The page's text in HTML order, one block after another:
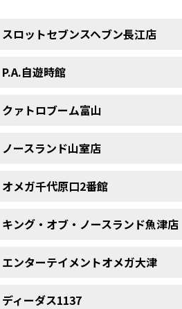
スロットセブンスヘブン長江店
P.A.自遊時館
クァトロブーム富山
ノースランド山室店
オメガ千代原口2番館
キング・オブ・ノースランド魚津店
エンターテイメントオメガ大津
ディーダス1137